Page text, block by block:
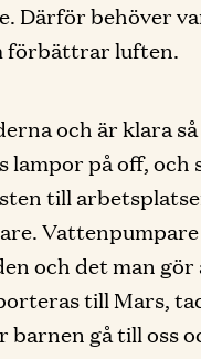
Därför behöver
förbättrar luften.
och är klara
på off, och
till
och det man
till Mars,
barnen gå till oss